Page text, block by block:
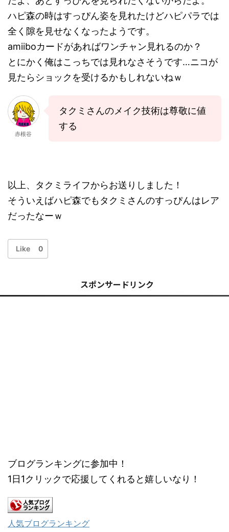
ハピ森の時はすっぴん姿を見れたけどハピパラでは
全く隙を見せなくなったようです。
amiiboカードがあればワンチャン見れるのか？
とにかく俺はこっちでは見れなさそうです…ニコが
見たらショックを受けるかもしれないねｗ
赤根谷
タクミさんのメイク技術は尊敬に値
する
以上、タクミライフからお送りしました！
そういえばハピ森でもタクミさんのすっぴんはレア
だったなーｗ
Like 0
スポンサードリンク
ブログランキングに参加中！
1日1クリックで応援してくれると嬉しいなり！
人気ブログランキング